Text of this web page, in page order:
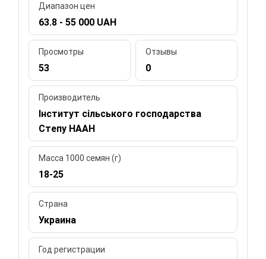
Диапазон цен
63.8 - 55 000 UAH
Просмотры
53
Отзывы
0
Производитель
Інститут сільського господарства
Степу НААН
Масса 1000 семян (г)
18-25
Страна
Украина
Год регистрации